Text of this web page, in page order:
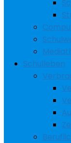
Schulleben